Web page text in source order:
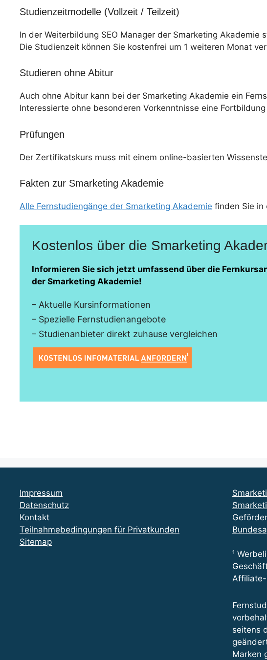
Studienzeitmodelle (Vollzeit / Teilzeit)
In der Weiterbildung SEO Manager der Smarketing Akademie
Die Studienzeit können Sie kostenfrei um 1 weiteren Monat
Studieren ohne Abitur
Auch ohne Abitur kann bei der Smarketing Akademie ein
Interessierte ohne besonderen Vorkenntnisse eine
Prüfungen
Der Zertifikatskurs muss mit einem online-basierten
Fakten zur Smarketing Akademie
Alle Fernstudiengänge der Smarketing Akademie finden Sie in
Kostenlos über die Smarketing
Informieren Sie sich jetzt umfassend über die
der Smarketing Akademie!
– Aktuelle Kursinformationen
– Spezielle Fernstudienangebote
– Studienanbieter direkt zuhause vergleichen
Impressum
Datenschutz
Kontakt
Teilnahmebedingungen für Privatkunden
Sitemap
¹
seitens
Marken